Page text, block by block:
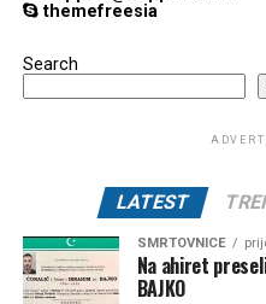
themefreesia
Search
LATEST
SMRTOVNICE
Na ahiret
BAJKO